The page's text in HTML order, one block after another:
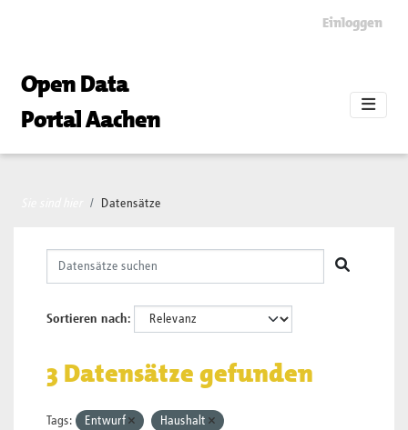
Einloggen
Open Data
Portal Aachen
Datensätze
Sortieren nach
3 Datensätze gefunden
Tags: Entwurf Haushalt